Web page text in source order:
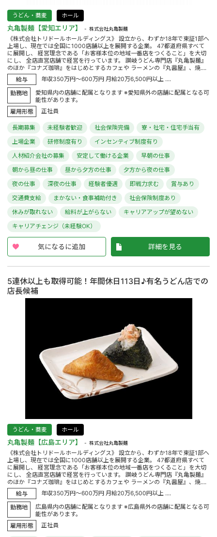
うどん・蕎麦 ホール
丸亀製麺【愛知エリア】 株式会社丸亀製麺
《株式会社トリドールホールディングス》 設立から、わずか18年で東証1部へ
上場し、現在では全国に1000店舗以上を展開する企業。 47都道府県すべて
に展開し、 経営理念である「お客様本位の地域一番店をつくること」を大切
にし、 全店直営店舗で経営を行っています。 讃岐うどん専門店『丸亀製麺』
のほか『コナズ珈琲』をはじめとするカフェや ラーメンの『丸醤屋』、焼....
給与
年収350万円～600万円 月給20万6,500円以上 ....
勤務地
愛知県内の店舗に配属となります ※愛知県外の店舗に配属となる可
能性があります。
雇用形態
正社員
長期募集 未経験者歓迎 社会保険完備
寮・社宅・住宅手当有
上場企業
研修制度有り
インセンティブ制度有り
人材紹介会社の募集
安定して働ける企業
早朝の仕事
朝から昼の仕事
昼から夕方の仕事
夕方から夜の仕事
夜の仕事
深夜の仕事 経験者優遇 即戦力求む
賞与あり
交通費支給
まかない・食事補助付き
社会保険制度あり
休みが取れない
給料が上がらない
キャリアアップが望めない
キャリアチェンジ（未経験OK）
気になるに追加 詳細を見る
5連休以上も取得可能！年間休日113日♪有名うどん店での
店長候補
うどん・蕎麦 ホール
丸亀製麺【広島エリア】 株式会社丸亀製麺
《株式会社トリドールホールディングス》 設立から、わずか18年で東証1部へ
上場し、現在では全国に1000店舗以上を展開する企業。 47都道府県すべて
に展開し、 経営理念である「お客様本位の地域一番店をつくること」を大切
にし、 全店直営店舗で経営を行っています。 讃岐うどん専門店『丸亀製麺』
のほか『コナズ珈琲』をはじめとするカフェや ラーメンの『丸醤屋』、焼....
給与
年収350万円～600万円 月給20万6,500円以上 ....
勤務地
広島県内の店舗に配属となります ※広島県外の店舗に配属となる可
能性があります。
雇用形態
正社員